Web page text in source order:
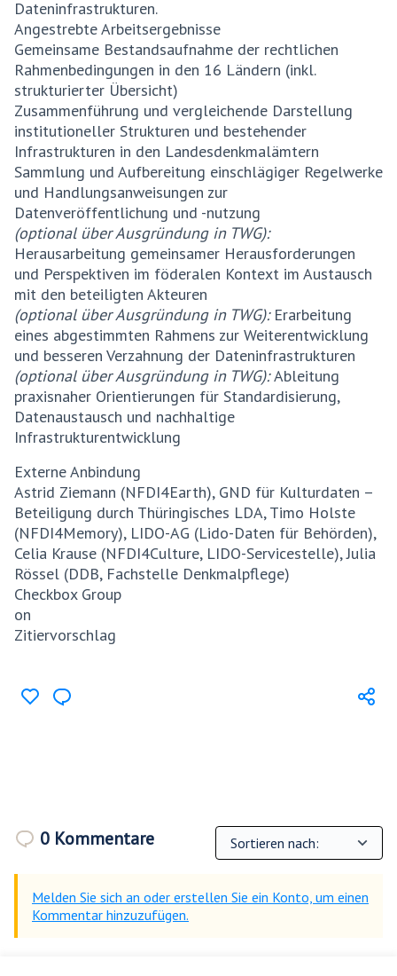
Dateninfrastrukturen.
Angestrebte Arbeitsergebnisse
Gemeinsame Bestandsaufnahme der rechtlichen
Rahmenbedingungen in den 16 Ländern (inkl.
strukturierter Übersicht)
Zusammenführung und vergleichende Darstellung
institutioneller Strukturen und bestehender
Infrastrukturen in den Landesdenkmalämtern
Sammlung und Aufbereitung einschlägiger Regelwerke
und Handlungsanweisungen zur
Datenveröffentlichung und -nutzung
(optional über Ausgründung in TWG):
Herausarbeitung gemeinsamer Herausforderungen
und Perspektiven im föderalen Kontext im Austausch
mit den beteiligten Akteuren
(optional über Ausgründung in TWG): Erarbeitung
eines abgestimmten Rahmens zur Weiterentwicklung
und besseren Verzahnung der Dateninfrastrukturen
(optional über Ausgründung in TWG):Ableitung
praxisnaher Orientierungen für Standardisierung,
Datenaustausch und nachhaltige
Infrastrukturentwicklung
Externe Anbindung
Astrid Ziemann (NFDI4Earth), GND für Kulturdaten –
Beteiligung durch Thüringisches LDA, Timo Holste
(NFDI4Memory), LIDO-AG (Lido-Daten für Behörden),
Celia Krause (NFDI4Culture, LIDO-Servicestelle), Julia
Rössel (DDB, Fachstelle Denkmalpflege)
Checkbox Group
on
Zitiervorschlag
0 Kommentare
Melden Sie sich an oder erstellen Sie ein Konto, um einen
Kommentar hinzuzufügen.